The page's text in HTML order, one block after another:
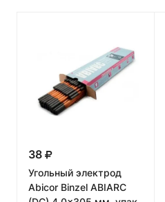
38
Угольный электрод
Abicor Binzel ABIARC